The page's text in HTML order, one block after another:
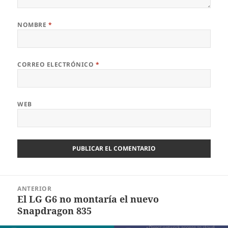
NOMBRE *
CORREO ELECTRÓNICO *
WEB
entradas
ANTERIOR
Entrada
anterior:
El LG G6 no montaría el nuevo
Snapdragon 835